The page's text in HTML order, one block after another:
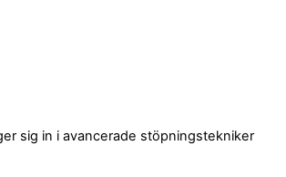
sig in i avancerade stöpningstekniker